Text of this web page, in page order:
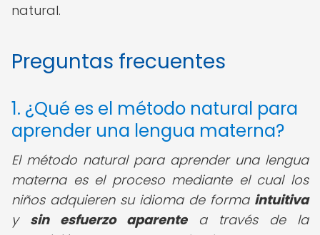
natural.
Preguntas frecuentes
1. ¿Qué es el método natural para
aprender una lengua materna?
El método natural para aprender una lengua
materna es el proceso mediante el cual los
niños adquieren su idioma de forma intuitiva
y sin esfuerzo aparentea través de la